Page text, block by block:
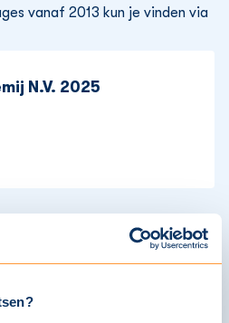
vanaf 2013 kun je vinden via
N.V. 2025